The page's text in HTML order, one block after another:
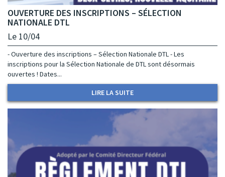
OUVERTURE DES INSCRIPTIONS – SÉLECTION
NATIONALE DTL
Le 10/04
- Ouverture des inscriptions – Sélection Nationale DTL - Les
inscriptions pour la Sélection Nationale de DTL sont désormais
ouvertes ! Dates...
LIRE LA SUITE